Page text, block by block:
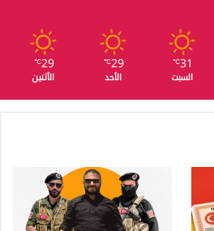
31
℃
السبت
29
℃
الأحد
29
℃
الأثنين